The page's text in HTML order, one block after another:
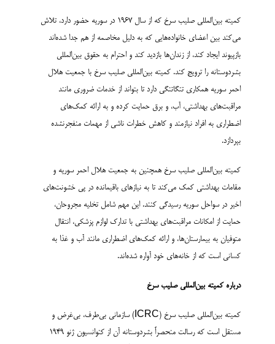
کمیته بین‌المللی صلیب سرخ که از سال 1967 در سوریه حضور دارد، تلاش
می‌کند بین اعضای خانواده‌هایی که به دلیل مخاصمه از هم جدا شده‌اند
بازپیوند ایجاد کند، از زندان‌ها بازدید کند و احترام به حقوق بین‌المللی
بشردوستانه را ترویج کند. کمیته بین‌المللی صلیب سرخ با جمعیت هلال
احمر سوریه همکاری تنگاتنگی دارد تا بتواند از خدمات ضروری مانند
مراقبت‌های بهداشتی، آب، و برق حمایت کرده و به ارائه کمک‌های
اضطراری به افراد نیازمند و کاهش خطرات ناشی از مهمات منفجرنشده
بپردازد.
کمیته بین‌المللی صلیب سرخ همچنین به جمعیت هلال احمر سوریه و
مقامات بهداشتی کمک می‌کند تا به نیازهای باقیمانده در پی خشونت‌های
اخیر در سواحل سوریه رسیدگی کنند. این مهم شامل تخلیه مجروحان،
حمایت از امکانات مراقبت‌های بهداشتی با تدارک لوازم پزشکی، انتقال
متوفیان به بیمارستان‌ها، و ارائه کمک‌های اضطراری مانند آب و غذا به
کسانی است که از خانه‌های خود آواره شده‌اند.
درباره کمیته بین‌­المللی صلیب سرخ
کمیته بین‌المللی صلیب سرخ (ICRC) سازمانی بی‌طرف، بی‌غرض و
مستقل است که رسالت منحصراً بشردوستانه آن از کنوانسیون ژنو 1949